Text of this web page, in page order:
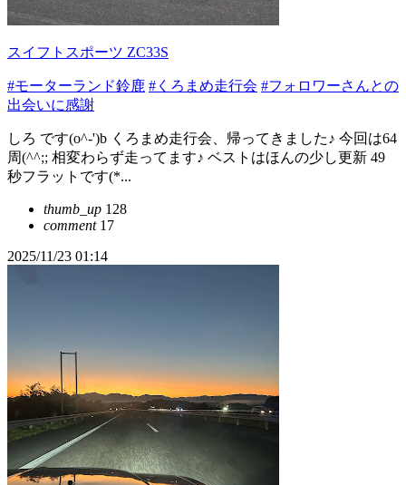
スイフトスポーツ ZC33S
#モーターランド鈴鹿 #くろまめ走行会 #フォロワーさんとの
出会いに感謝
しろ です(o^-')b くろまめ走行会、帰ってきました♪ 今回は64
周(^^;; 相変わらず走ってます♪ ベストはほんの少し更新 49
秒フラットです(*...
thumb_up 128
comment17
2025/11/23 01:14